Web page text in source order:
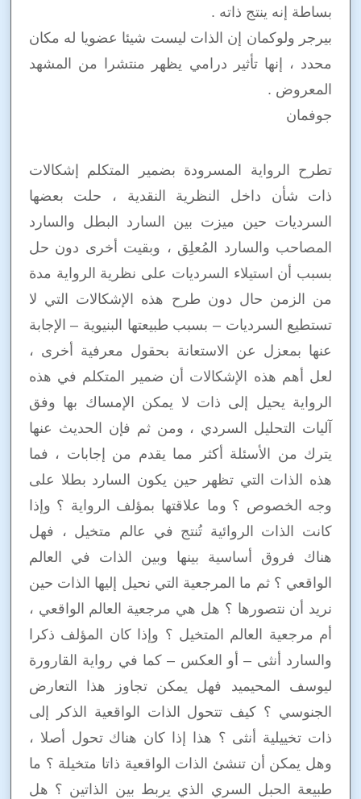
بساطة إنه ينتج ذاته .
بيرجر ولوكمان إن الذات ليست شيئا عضويا له مكان
محدد ، إنها تأثير درامي يظهر منتشرا من المشهد
المعروض .
جوفمان
تطرح الرواية المسرودة بضمير المتكلم إشكالات
ذات شأن داخل النظرية النقدية ، حلت بعضها
السرديات حين ميزت بين السارد البطل والسارد
المصاحب والسارد المُعلِق ، وبقيت أخرى دون حل
بسبب أن استيلاء السرديات على نظرية الرواية مدة
من الزمن حال دون طرح هذه الإشكالات التي لا
تستطيع السرديات – بسبب طبيعتها البنيوية – الإجابة
عنها بمعزل عن الاستعانة بحقول معرفية أخرى ،
لعل أهم هذه الإشكالات أن ضمير المتكلم في هذه
الرواية يحيل إلى ذات لا يمكن الإمساك بها وفق
آليات التحليل السردي ، ومن ثم فإن الحديث عنها
يترك من الأسئلة أكثر مما يقدم من إجابات ، فما
هذه الذات التي تظهر حين يكون السارد بطلا على
وجه الخصوص ؟ وما علاقتها بمؤلف الرواية ؟ وإذا
كانت الذات الروائية تُنتج في عالم متخيل ، فهل
هناك فروق أساسية بينها وبين الذات في العالم
الواقعي ؟ ثم ما المرجعية التي نحيل إليها الذات حين
نريد أن نتصورها ؟ هل هي مرجعية العالم الواقعي ،
أم مرجعية العالم المتخيل ؟ وإذا كان المؤلف ذكرا
والسارد أنثى – أو العكس – كما في رواية القارورة
ليوسف المحيميد فهل يمكن تجاوز هذا التعارض
الجنوسي ؟ كيف تتحول الذات الواقعية الذكر إلى
ذات تخييلية أنثى ؟ هذا إذا كان هناك تحول أصلا ،
وهل يمكن أن تنشئ الذات الواقعية ذاتا متخيلة ؟ ما
طبيعة الحبل السري الذي يربط بين الذاتين ؟ هل